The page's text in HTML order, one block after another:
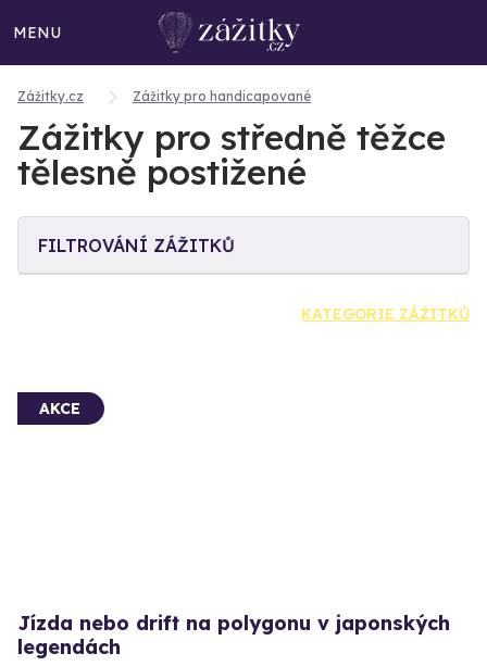
MENU
Zážitky.cz Zážitky pro handicapované
Zážitky pro středně těžce
tělesně postižené
FILTROVÁNÍ ZÁŽITKŮ
KATEGORIE ZÁŽITKŮ
AKCE
Jízda nebo drift na polygonu v japonských
legendách